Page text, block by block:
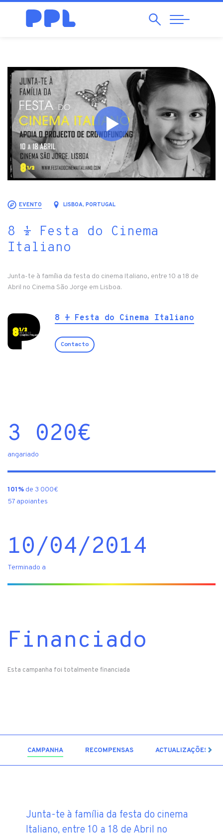
Pesquisar
Abrir
Navegação
EVENTO LISBOA, PORTUGAL
8 ½ Festa do Cinema
Italiano
Junta-te à família da festa do cinema Italiano, entre 10 a 18 de
Abril no Cinema São Jorge em Lisboa.
8 ½ Festa do Cinema Italiano
Contacto
3 020€
angariado
101% de 3 000€
57 apoiantes
10/04/2014
Terminado a
Financiado
Esta campanha foi totalmente financiada
CAMPANHA RECOMPENSAS ACTUALIZAÇÕES
Junta-te à família da festa do cinema
Italiano, entre 10 a 18 de Abril no